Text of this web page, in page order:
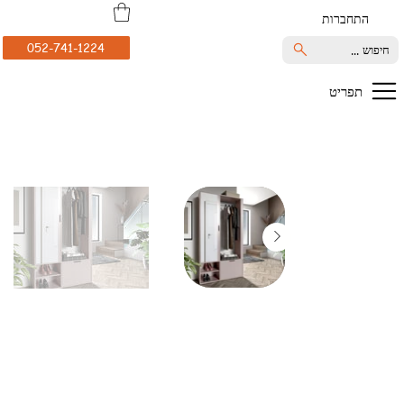
052-741-1224
תפריט
התחברות
חיפוש ...